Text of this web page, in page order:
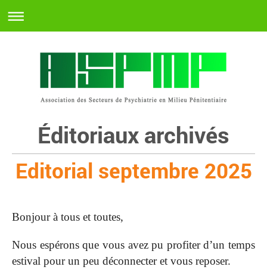
Éditoriaux archivés
Editorial septembre 2025
Bonjour à tous et toutes,
Nous espérons que vous avez pu profiter d’un temps
estival pour un peu déconnecter et vous reposer.